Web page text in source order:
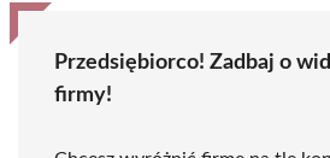
Przedsiębiorco! Zadbaj o
firmy!